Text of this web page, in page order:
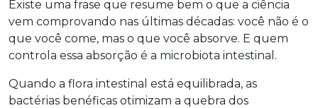
Existe uma frase que resume bem o que a ciência
vem comprovando nas últimas décadas: você não é o
que você come, mas o que você absorve. E quem
controla essa absorção é a microbiota intestinal.
Quando a flora intestinal está equilibrada, as
bactérias benéficas otimizam a quebra dos